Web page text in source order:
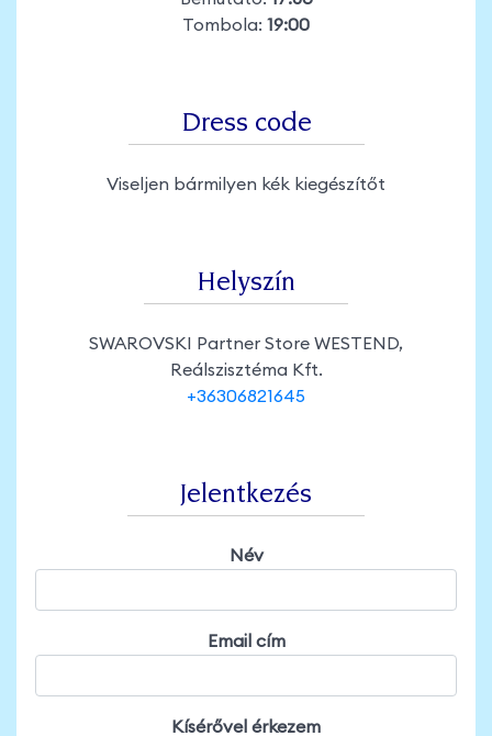
Tombola: 19:00
Dress code
Viseljen bármilyen kék kiegészítőt
Helyszín
SWAROVSKI Partner Store WESTEND,
Reálszisztéma Kft.
+36306821645
Jelentkezés
Név
Email cím
Kísérővel érkezem